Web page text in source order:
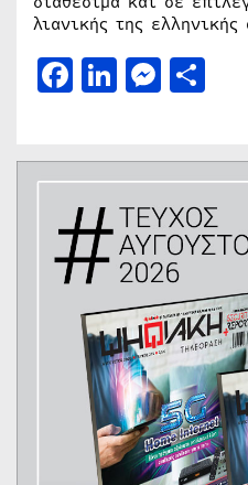
λιανικής της ελληνικής
Facebook
LinkedIn